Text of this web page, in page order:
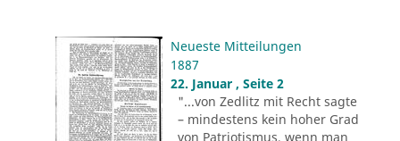
Neueste Mitteilungen
1887
22. Januar , Seite 2
"...von Zedlitz mit Recht sagte
– mindestens kein hoher Grad
von Patriotismus, wenn man